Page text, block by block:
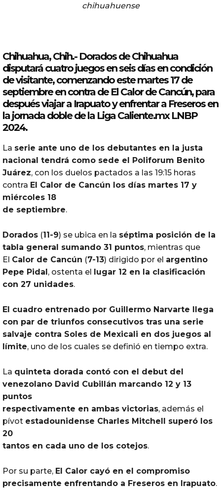
chihuahuense
Chihuahua, Chih.- DoradosdeChihuahua
disputará cuatro juegos en seis días en condición
de visitante, comenzando este martes 17 de
septiembre en contra de El Calor deCancún, para
después viajar a Irapuatoy enfrentar a Freseros en
la jornada doble de la Liga Caliente.mx LNBP
2024.
La serie ante uno de los debutantes en la justa
nacional tendrá como sede el Poliforum Benito
Juárez, con los duelos pactados a las 19:15 horas
contra El Calor de Cancún los días martes 17 y
miércoles 18
de septiembre.
Dorados (11-9) se ubica en la séptima posición de la
tabla general sumando 31 puntos, mientras que
El Calor de Cancún (7-13) dirigido por el argentino
Pepe Pidal, ostenta el lugar 12 en la clasificación
con 27 unidades.
El cuadro entrenado por Guillermo Narvarte llega
con par de triunfos consecutivos tras una serie
salvaje contra Soles de Mexicali en dos juegos al
límite, uno de los cuales se definió en tiempo extra.
La quinteta dorada contó con el debut del
venezolano David Cubillán marcando 12 y 13
puntos
respectivamente en ambas victorias, además el
pívot estadounidense Charles Mitchell superó los
20
tantos en cada uno de los cotejos.
Por su parte, El Calor cayó en el compromiso
precisamente enfrentando a Freseros en Irapuato.